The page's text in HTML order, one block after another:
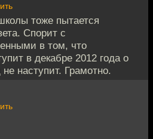
тоже пытается
Спорит с
в том, что
в декабре 2012 года о
наступит. Грамотно.